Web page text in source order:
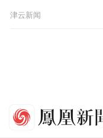
徐悲
方盖
津云新闻